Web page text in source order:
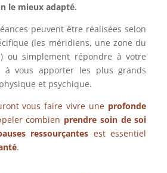
le mieux adapté.
peuvent être réalisées selon
(les méridiens, une zone du
ou simplement répondre à votre
à vous apporter les plus grands
et psychique.
vous faire vivre une profonde
combien prendre soin de soi
ressourçantes est essentiel
.